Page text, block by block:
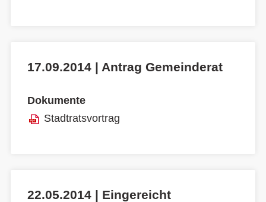
17.09.2014 | Antrag Gemeinderat
Dokumente
Stadtratsvortrag
22.05.2014 | Eingereicht